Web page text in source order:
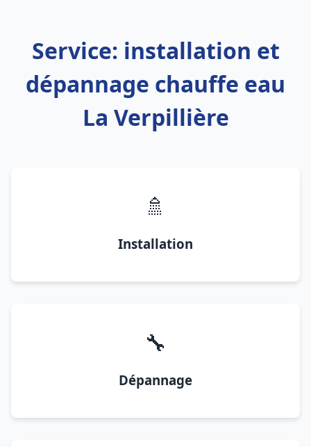
Service: installation et
dépannage chauffe eau
La Verpillière
🚿
Installation
🔧
Dépannage